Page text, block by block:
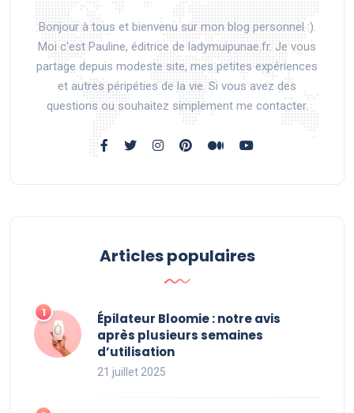
Bonjour à tous et bienvenu sur mon blog personnel :).
Moi c'est Pauline, éditrice de ladymuipunae.fr. Je vous
partage depuis modeste site, mes petites expériences
et autres péripéties de la vie. Si vous avez des
questions ou souhaitez simplement me contacter.
Articles populaires
Épilateur Bloomie : notre avis
après plusieurs semaines
d’utilisation
21 juillet 2025